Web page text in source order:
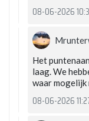
08-06-2026
Het
laag. We
waar
08-06-2026